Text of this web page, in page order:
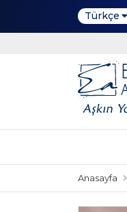
Türkçe
Anasayfa